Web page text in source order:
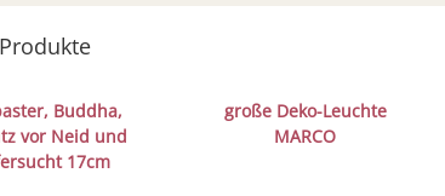
Buddha,
vor Neid und
17cm
große Deko-Leuchte
MARCO